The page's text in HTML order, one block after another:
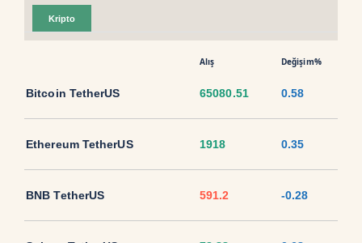
Kripto
Alış Değişim%
Bitcoin TetherUS 65080.51 0.58
Ethereum TetherUS 1918 0.35
BNB TetherUS 591.2 -0.28